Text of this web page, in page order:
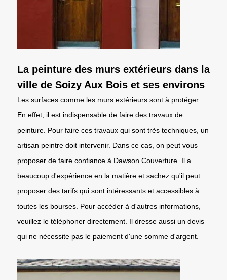
La peinture des murs extérieurs dans la
ville de Soizy Aux Bois et ses environs
Les surfaces comme les murs extérieurs sont à protéger.
En effet, il est indispensable de faire des travaux de
peinture. Pour faire ces travaux qui sont très techniques, un
artisan peintre doit intervenir. Dans ce cas, on peut vous
proposer de faire confiance à Dawson Couverture. Il a
beaucoup d'expérience en la matière et sachez qu'il peut
proposer des tarifs qui sont intéressants et accessibles à
toutes les bourses. Pour accéder à d'autres informations,
veuillez le téléphoner directement. Il dresse aussi un devis
qui ne nécessite pas le paiement d'une somme d'argent.